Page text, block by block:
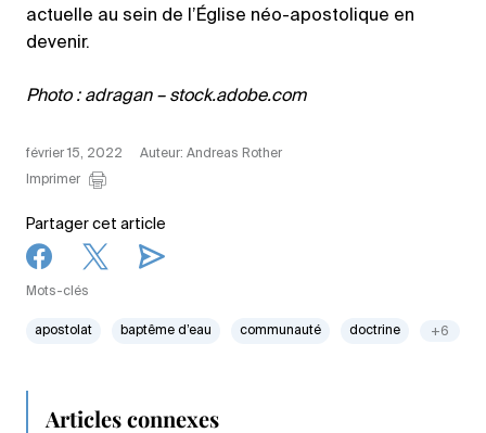
actuelle au sein de l’Église néo-apostolique en
devenir.
Photo : adragan – stock.adobe.com
février 15, 2022
Auteur: Andreas Rother
Imprimer
Partager cet article
Mots-clés
apostolat baptême d’eau communauté doctrine +6
Articles connexes